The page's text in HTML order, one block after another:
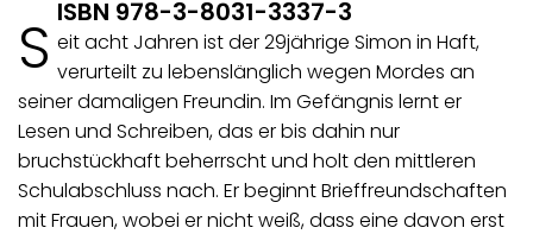
ISBN 978-3-8031-3337-3
S eit acht Jahren ist der 29jährige Simon in Haft,
verurteilt zu lebenslänglich wegen Mordes an
seiner damaligen Freundin. Im Gefängnis lernt er
Lesen und Schreiben, das er bis dahin nur
bruchstückhaft beherrscht und holt den mittleren
Schulabschluss nach. Er beginnt Brieffreundschaften
mit Frauen, wobei er nicht weiß, dass eine davon erst